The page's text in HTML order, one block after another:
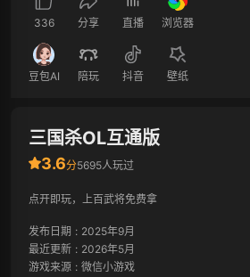
336 分享 直播 浏览器
豆包AI 陪玩 抖音 壁纸
三国杀OL互通版
3.6分5695人玩过
点开即玩，上百武将免费拿
发布日期 : 2025年9月
最近更新 : 2026年5月
游戏来源 : 微信小游戏